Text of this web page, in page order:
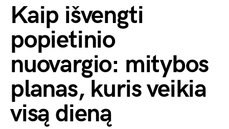
Kaip išvengti
popietinio
nuovargio: mitybos
planas, kuris veikia
visą dieną